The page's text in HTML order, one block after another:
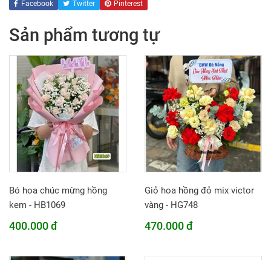
Facebook Twitter Pinterest
Sản phẩm tương tự
Bó hoa chúc mừng hồng
kem - HB1069
400.000 đ
Giỏ hoa hồng đỏ mix victor
vàng - HG748
470.000 đ